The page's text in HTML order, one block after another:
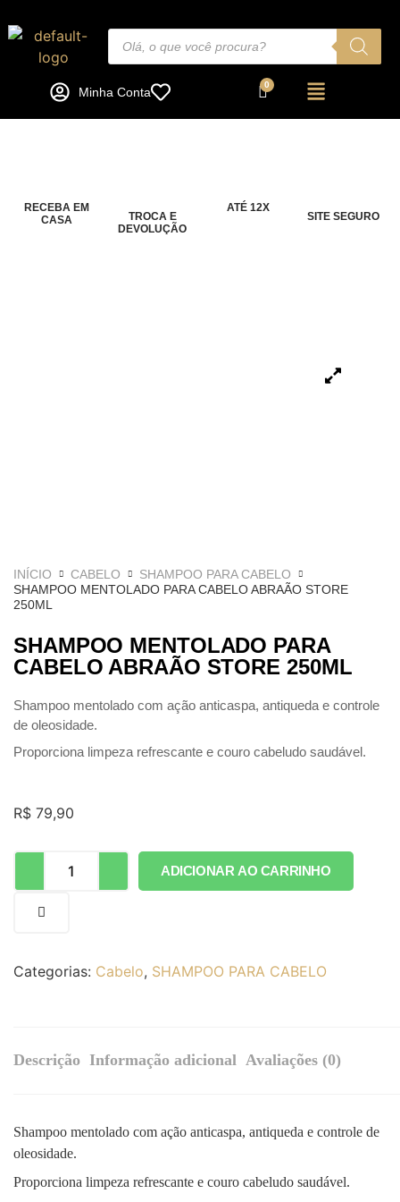
Minha Conta
RECEBA EM
CASA
TROCA E
DEVOLUÇÃO
ATÉ 12X
SITE SEGURO
INÍCIO CABELO
SHAMPOO PARA CABELO
SHAMPOO MENTOLADO PARA CABELO ABRAÃO STORE
250ML
SHAMPOO MENTOLADO PARA
CABELO ABRAÃO STORE 250ML
Shampoo mentolado com ação anticaspa, antiqueda e controle
de oleosidade.
Proporciona limpeza refrescante e couro cabeludo saudável.
R$ 79,90
ADICIONAR AO CARRINHO
Categorias: Cabelo, SHAMPOO PARA CABELO
Descrição Informação adicional Avaliações (0)
Shampoo mentolado com ação anticaspa, antiqueda e controle de
oleosidade.
Proporciona limpeza refrescante e couro cabeludo saudável.